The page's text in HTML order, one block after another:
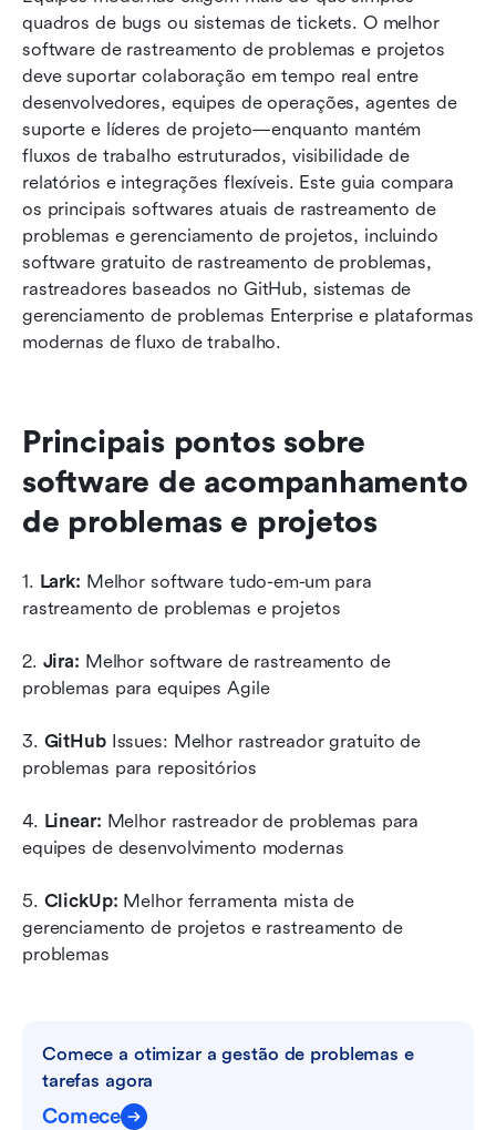
quadros de bugs ou sistemas de tickets. O melhor
software de rastreamento de problemas e projetos
deve suportar colaboração em tempo real entre
desenvolvedores, equipes de operações, agentes de
suporte e líderes de projeto—enquanto mantém
fluxos de trabalho estruturados, visibilidade de
relatórios e integrações flexíveis. Este guia compara
os principais softwares atuais de rastreamento de
problemas e gerenciamento de projetos, incluindo
software gratuito de rastreamento de problemas,
rastreadores baseados no GitHub, sistemas de
gerenciamento de problemas Enterprise e plataformas
modernas de fluxo de trabalho.
Principais pontos sobre
software de acompanhamento
de problemas e projetos
1. Lark: Melhor software tudo-em-um para
rastreamento de problemas e projetos
2. Jira: Melhor software de rastreamento de
problemas para equipes Agile
3. GitHub Issues: Melhor rastreador gratuito de
problemas para repositórios
4. Linear: Melhor rastreador de problemas para
equipes de desenvolvimento modernas
5. ClickUp: Melhor ferramenta mista de
gerenciamento de projetos e rastreamento de
problemas
Comece a otimizar a gestão de problemas e
tarefas agora
Comece
Melhores ferramentas de software para
rastreamento de problemas e projetos
Melhores práticas para gerenciar problemas em
grande escala
Conclusão
Perguntas Frequentes
Leitura relacionada